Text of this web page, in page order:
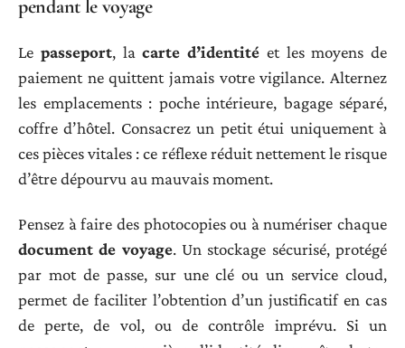
pendant le voyage
Le passeport, lacarte d’identité et les moyens de
paiement ne quittent jamais votre vigilance. Alternez
les emplacements : poche intérieure, bagage séparé,
coffre d’hôtel. Consacrez un petit étui uniquement à
ces pièces vitales : ce réflexe réduit nettement le risque
d’être dépourvu au mauvais moment.
Pensez à faire des photocopies ou à numériser chaque
document de voyage. Un stockage sécurisé, protégé
par mot de passe, sur une clé ou un service cloud,
permet de faciliter l’obtention d’un justificatif en cas
de perte, de vol, ou de contrôle imprévu. Si un